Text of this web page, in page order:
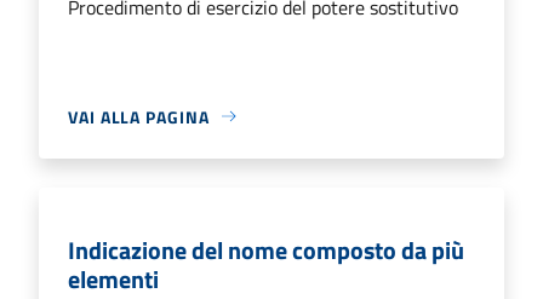
Procedimento di esercizio del potere sostitutivo
VAI ALLA PAGINA
Indicazione del nome composto da più
elementi